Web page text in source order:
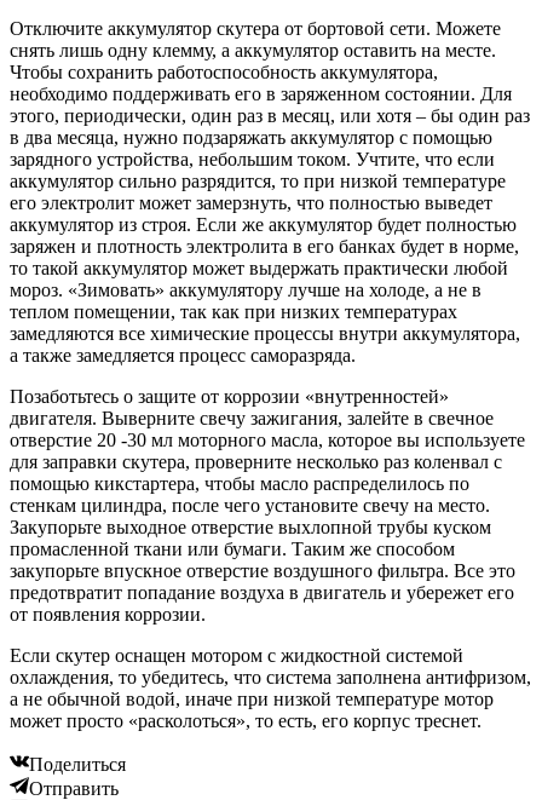
Отключите аккумулятор скутера от бортовой сети. Можете
снять лишь одну клемму, а аккумулятор оставить на месте.
Чтобы сохранить работоспособность аккумулятора,
необходимо поддерживать его в заряженном состоянии. Для
этого, периодически, один раз в месяц, или хотя – бы один раз
в два месяца, нужно подзаряжать аккумулятор с помощью
зарядного устройства, небольшим током. Учтите, что если
аккумулятор сильно разрядится, то при низкой температуре
его электролит может замерзнуть, что полностью выведет
аккумулятор из строя. Если же аккумулятор будет полностью
заряжен и плотность электролита в его банках будет в норме,
то такой аккумулятор может выдержать практически любой
мороз. «Зимовать» аккумулятору лучше на холоде, а не в
теплом помещении, так как при низких температурах
замедляются все химические процессы внутри аккумулятора,
а также замедляется процесс саморазряда.
Позаботьтесь о защите от коррозии «внутренностей»
двигателя. Выверните свечу зажигания, залейте в свечное
отверстие 20 -30 мл моторного масла, которое вы используете
для заправки скутера, проверните несколько раз коленвал с
помощью кикстартера, чтобы масло распределилось по
стенкам цилиндра, после чего установите свечу на место.
Закупорьте выходное отверстие выхлопной трубы куском
промасленной ткани или бумаги. Таким же способом
закупорьте впускное отверстие воздушного фильтра. Все это
предотвратит попадание воздуха в двигатель и убережет его
от появления коррозии.
Если скутер оснащен мотором с жидкостной системой
охлаждения, то убедитесь, что система заполнена антифризом,
а не обычной водой, иначе при низкой температуре мотор
может просто «расколоться», то есть, его корпус треснет.
Поделиться
Отправить